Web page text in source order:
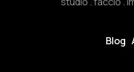
Blog